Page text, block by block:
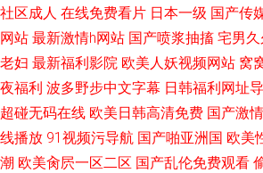
社区成人 在线免费看片 日本一级 国产传
网站 最新激情h网站 国产喷浆抽搐 宅男
老妇 最新福利影院 欧美人妖视频网站 窝
夜福利 波多野步中文字幕 日韩福利网址
超碰无码在线 欧美日韩高清免费 国产激
线播放 91视频污导航 国产啪亚洲国 欧美
潮 欧美肏屄一区二区 国产乱伦免费观看